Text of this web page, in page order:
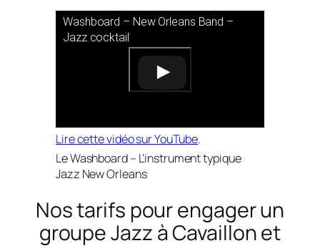
Washboard – New Orleans Band –
Jazz cocktail
Lire cette vidéo sur YouTube.
Le Washboard – L’instrument typique
Jazz New Orleans
Nos tarifs pour engager un
groupe Jazz à Cavaillon et